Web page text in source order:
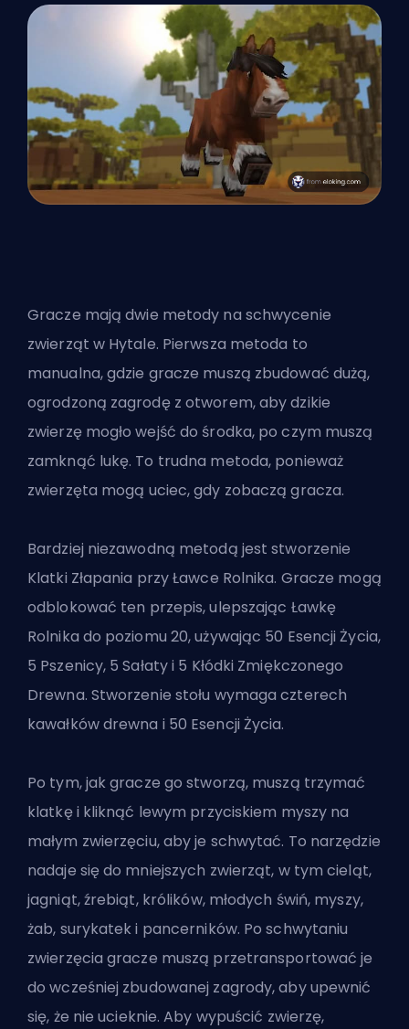
Gracze mają dwie metody na schwycenie
zwierząt w Hytale. Pierwsza metoda to
manualna, gdzie gracze muszą zbudować dużą,
ogrodzoną zagrodę z otworem, aby dzikie
zwierzę mogło wejść do środka, po czym muszą
zamknąć lukę. To trudna metoda, ponieważ
zwierzęta mogą uciec, gdy zobaczą gracza.
Bardziej niezawodną metodą jest stworzenie
Klatki Złapania przy Ławce Rolnika. Gracze mogą
odblokować ten przepis, ulepszając Ławkę
Rolnika do poziomu 20, używając 50 Esencji Życia,
5 Pszenicy, 5 Sałaty i 5 Kłódki Zmiękczonego
Drewna. Stworzenie stołu wymaga czterech
kawałków drewna i 50 Esencji Życia.
Po tym, jak gracze go stworzą, muszą trzymać
klatkę i kliknąć lewym przyciskiem myszy na
małym zwierzęciu, aby je schwytać. To narzędzie
nadaje się do mniejszych zwierząt, w tym cieląt,
jagniąt, źrebiąt, królików, młodych świń, myszy,
żab, surykatek i pancerników. Po schwytaniu
zwierzęcia gracze muszą przetransportować je
do wcześniej zbudowanej zagrody, aby upewnić
się, że nie ucieknie. Aby wypuścić zwierzę,